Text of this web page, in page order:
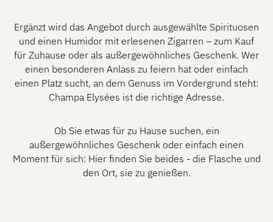
Ergänzt wird das Angebot durch ausgewählte Spirituosen
und einen Humidor mit erlesenen Zigarren – zum Kauf
für Zuhause oder als außergewöhnliches Geschenk. Wer
einen besonderen Anlass zu feiern hat oder einfach
einen Platz sucht, an dem Genuss im Vordergrund steht:
Champa Elysées ist die richtige Adresse.
Ob Sie etwas für zu Hause suchen, ein
außergewöhnliches Geschenk oder einfach einen
Moment für sich: Hier finden Sie beides - die Flasche und
den Ort, sie zu genießen.